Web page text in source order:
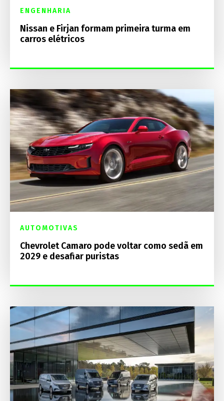
ENGENHARIA
Nissan e Firjan formam primeira turma em
carros elétricos
AUTOMOTIVAS
Chevrolet Camaro pode voltar como sedã em
2029 e desafiar puristas